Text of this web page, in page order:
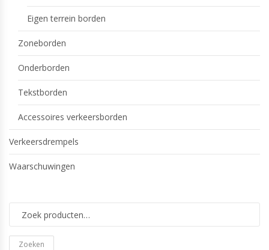
Eigen terrein borden
Zoneborden
Onderborden
Tekstborden
Accessoires verkeersborden
Verkeersdrempels
Waarschuwingen
Zoeken